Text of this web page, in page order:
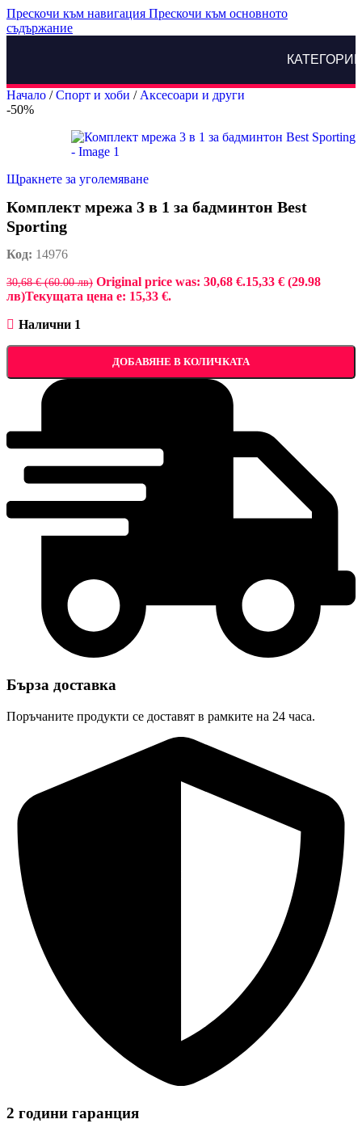
Прескочи към навигация Прескочи към основното
съдържание
Начало / Спорт и хоби / Аксесоари и други
-50%
Щракнете за уголемяване
Комплект мрежа 3 в 1 за бадминтон Best
Sporting
Код: 14976
30,68 € (60.00 лв) Original price was: 30,68 €.15,33 € (29.98
лв)Текущата цена е: 15,33 €.
Налични 1
ДОБАВЯНЕ В КОЛИЧКАТА
Бърза доставка
Поръчаните продукти се доставят в рамките на 24 часа.
2 години гаранция